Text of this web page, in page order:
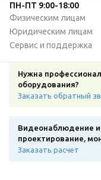
ПН-ПТ 9:00-18:00
Физическим лицам
Юридическим лицам
Сервис и поддержка
Нужна
оборудования?
Заказать обратный
Видеонаблюдение
проектирование,
Заказать расчет